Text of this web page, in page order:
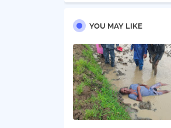
YOU MAY LIKE